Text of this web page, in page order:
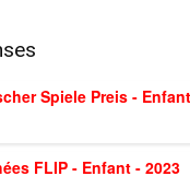
Spiele Preis -
FLIP - Enfant - 2023